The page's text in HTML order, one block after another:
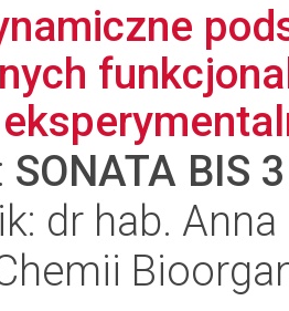
SONATA BIS 3
dr hab.